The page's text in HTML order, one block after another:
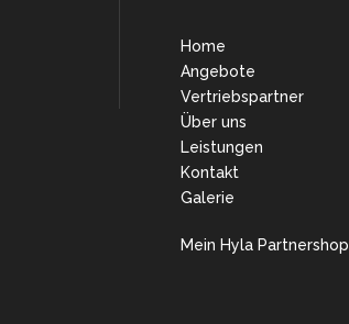
Home
Angebote
Vertriebspartner
Über uns
Leistungen
Kontakt
Galerie
Mein Hyla Partnershop